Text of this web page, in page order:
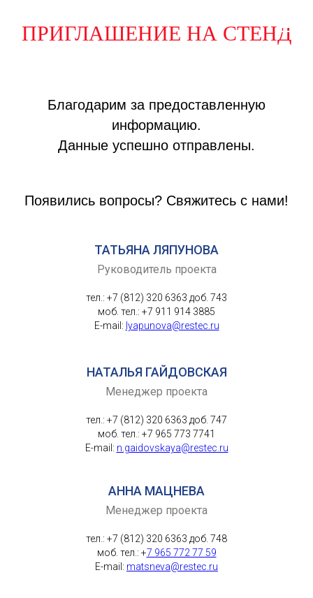
ПРИГЛАШЕНИЕ НА СТЕНД
Благодарим за предоставленную
информацию.
Данные успешно отправлены.
Появились вопросы? Свяжитесь с нами!
ТАТЬЯНА ЛЯПУНОВА
Руководитель проекта
тел.: +7 (812) 320 6363 доб. 743
моб. тел.: +7 911 914 3885
E-mail: lyapunova@restec.ru
НАТАЛЬЯ ГАЙДОВСКАЯ
Менеджер проекта
тел.: +7 (812) 320 6363 доб. 747
моб. тел.: +7 965 773 7741
E-mail: n.gaidovskaya@restec.ru
АННА МАЦНЕВА
Менеджер проекта
тел.: +7 (812) 320 6363 доб. 748
моб. тел.: +7 965 772 77 59
E-mail: matsneva@restec.ru